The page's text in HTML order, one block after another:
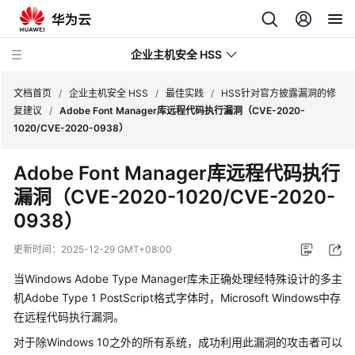
企业主机安全 HSS
动
态
技
术
册
产
品
文档首页 / 企业主机安全 HSS / 最佳实践 /
HSS针对官方披露漏洞的修
复建议
/ Adobe Font Manager库远程代码执行漏洞（CVE-2020-
1020/CVE-2020-0938）
Adobe Font Manager库远程代码执行
漏洞（CVE-2020-1020/CVE-2020-
0938）
更新时间： 2025-12-29 GMT+08:00
当Windows Adobe Type Manager库未正确处理经特殊设计的多主
机Adobe Type 1 PostScript格式字体时，Microsoft Windows中存
在远程代码执行漏洞。
对于除Windows 10之外的所有系统，成功利用此漏洞的攻击者可以